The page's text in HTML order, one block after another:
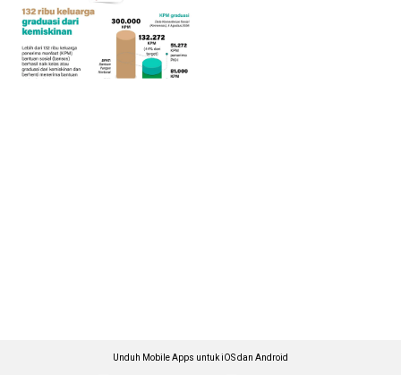
Unduh Mobile Apps untuk iOS dan Android